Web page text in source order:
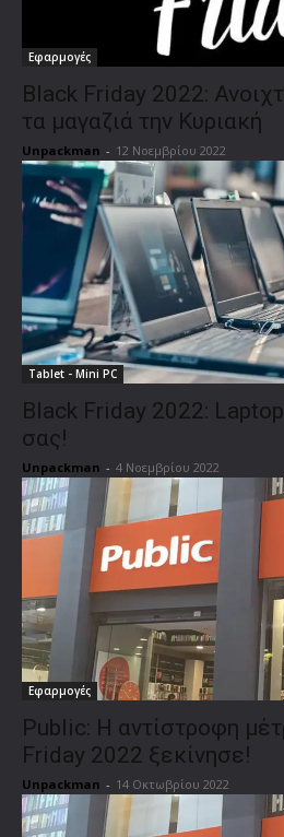
Εφαρμογές
Black Friday 2022:
τα μαγαζιά την Κυριακή
Unpackman - 12 Νοεμβρίου 2022
Tablet - Mini PC
Black Friday 2022: Laptop
σας!
Unpackman - 4 Νοεμβρίου 2022
Εφαρμογές
Public: Η αντίστροφη
Friday 2022 ξεκίνησε!
Unpackman - 14 Οκτωβρίου 2022